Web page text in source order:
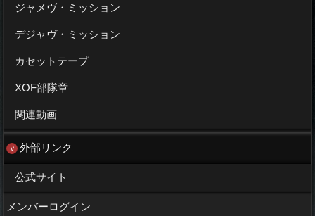
ジャメヴ・ミッション
デジャヴ・ミッション
カセットテープ
XOF部隊章
関連動画
外部リンク
公式サイト
メンバーログイン